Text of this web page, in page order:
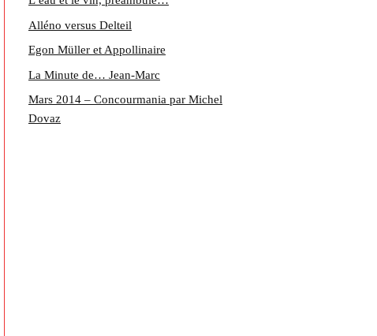
Alléno versus Delteil
Egon Müller et Appollinaire
La Minute de… Jean-Marc
Mars 2014 – Concourmania par Michel
Dovaz